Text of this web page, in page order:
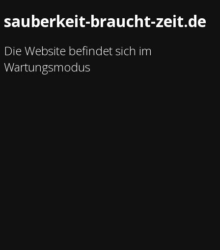
sauberkeit-braucht-zeit.de
Die Website befindet sich im
Wartungsmodus